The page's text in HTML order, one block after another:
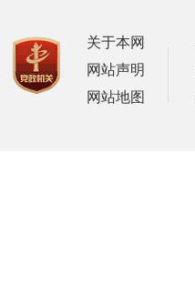
关于本网
网站声明
网站地图